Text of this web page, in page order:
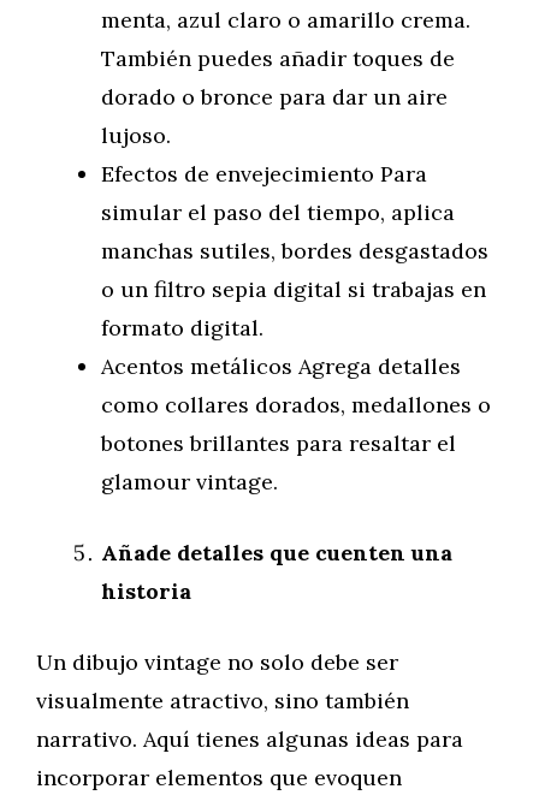
menta, azul claro o amarillo crema.
También puedes añadir toques de
dorado o bronce para dar un aire
lujoso.
Efectos de envejecimiento Para
simular el paso del tiempo, aplica
manchas sutiles, bordes desgastados
o un filtro sepia digital si trabajas en
formato digital.
Acentos metálicos Agrega detalles
como collares dorados, medallones o
botones brillantes para resaltar el
glamour vintage.
Añade detalles que cuenten una
historia
Un dibujo vintage no solo debe ser
visualmente atractivo, sino también
narrativo. Aquí tienes algunas ideas para
incorporar elementos que evoquen